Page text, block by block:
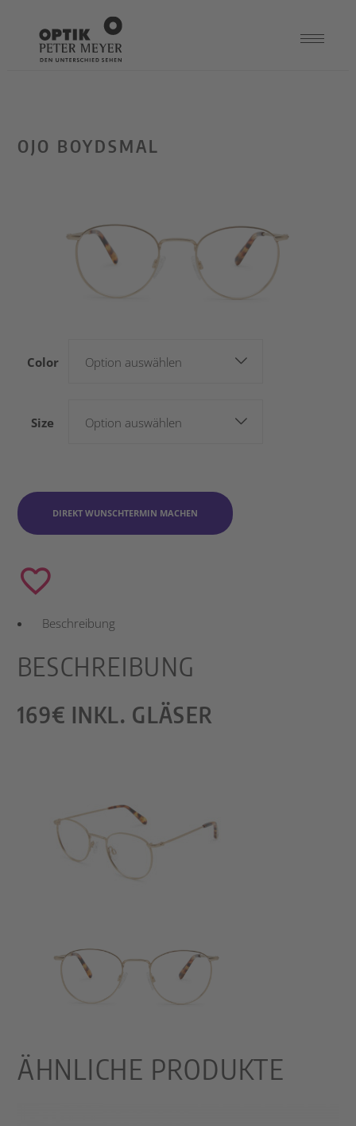
OJO BOYDSMAL
Color Option auswählen
Size Option auswählen
DIREKT WUNSCHTERMIN MACHEN
Beschreibung
BESCHREIBUNG
169€ INKL. GLÄSER
ÄHNLICHE PRODUKTE